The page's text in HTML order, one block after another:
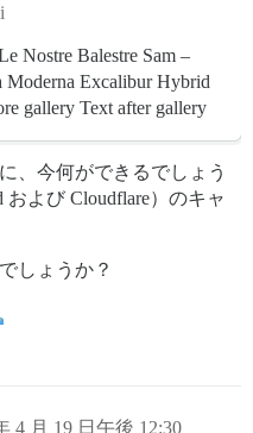
Nostre Balestre Sam –
Excalibur Hybrid
gallery Text after gallery
、今何ができるでしょう
および Cloudflare）のキャ
しょうか？
4 月 19 日午後 12:30